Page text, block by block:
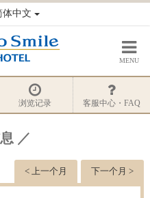
中文
MENU
浏览记录 客服中心・FAQ
／
下一个月 >
< 上一个月